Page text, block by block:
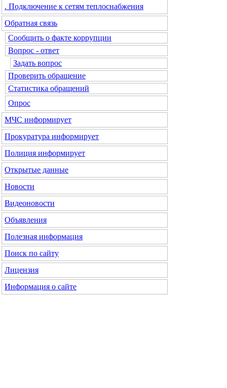
. Подключение к сетям теплоснабжения
Обратная связь
Сообщить о факте коррупции
Вопрос - ответ
Задать вопрос
Проверить обращение
Статистика обращений
Опрос
МЧС информирует
Прокуратура информирует
Полиция информирует
Открытые данные
Новости
Видеоновости
Объявления
Полезная информация
Поиск по сайту
Лицензия
Информация о сайте